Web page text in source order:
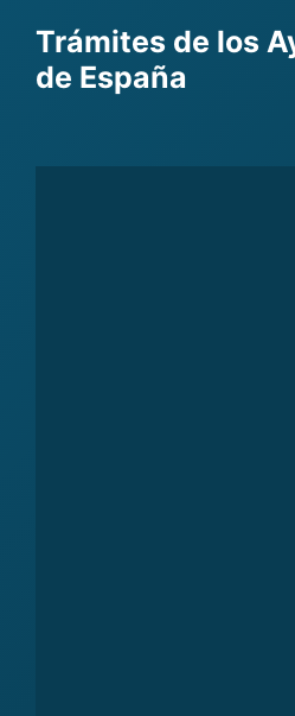
content
Trámites de los
de España